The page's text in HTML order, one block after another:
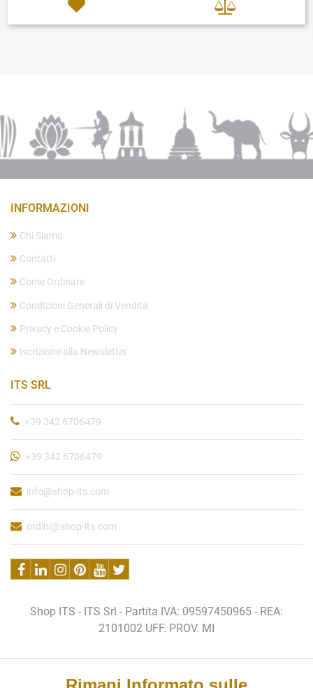
INFORMAZIONI
Chi Siamo
Contatti
Come Ordinare
Condizioni Generali di Vendita
Privacy e Cookie Policy
Iscrizione alla Newsletter
ITS SRL
+39 342 6706479
+39 342 6706479
info@shop-its.com
ordini@shop-its.com
Shop ITS - ITS Srl - Partita IVA: 09597450965 - REA:
2101002 UFF. PROV. MI